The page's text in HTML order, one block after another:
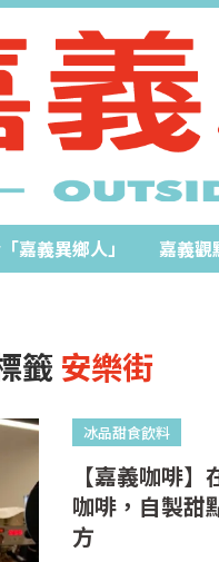
嘉義異鄉人」 嘉義觀
籤 安樂街
冰品甜食飲料
【嘉義咖啡
咖啡，自製甜
方